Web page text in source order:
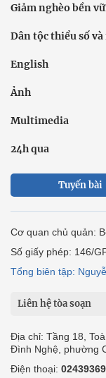
Giảm nghèo bền
Dân tộc thiểu số
English
Ảnh
Multimedia
24h qua
Tuyến bài
Cơ quan chủ quản:
Số giấy phép: 146/
Tổng biên tập:
Liên hệ tòa soạn
Địa chỉ: Tầng 18,
Đình Nghệ, phường
Điện thoại: